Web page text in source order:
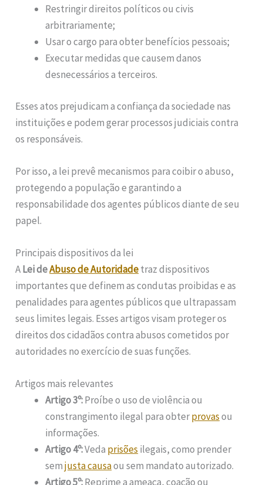
Restringir direitos políticos ou civis
arbitrariamente;
Usar o cargo para obter benefícios pessoais;
Executar medidas que causem danos
desnecessários a terceiros.
Esses atos prejudicam a confiança da sociedade nas
instituições e podem gerar processos judiciais contra
os responsáveis.
Por isso, a lei prevê mecanismos para coibir o abuso,
protegendo a população e garantindo a
responsabilidade dos agentes públicos diante de seu
papel.
Principais dispositivos da lei
ALei deAbuso de Autoridadetraz dispositivos
importantes que definem as condutas proibidas e as
penalidades para agentes públicos que ultrapassam
seus limites legais. Esses artigos visam proteger os
direitos dos cidadãos contra abusos cometidos por
autoridades no exercício de suas funções.
Artigos mais relevantes
Artigo 3º:Proíbe o uso de violência ou
constrangimento ilegal para obterprovasou
informações.
Artigo 4º:Veda prisões ilegais, como prender
semjusta causaou sem mandato autorizado.
Artigo 5º:Reprime a ameaça, coação ou